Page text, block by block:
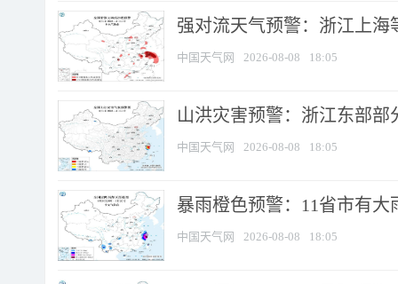
强对流天气预警：浙江上海
中国天气网 2026-08-08 18:05
山洪灾害预警：浙江东部
中国天气网 2026-08-08 18:05
暴雨橙色预警：11省市有
中国天气网 2026-08-08 18:05